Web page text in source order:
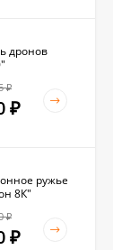
дронов
₽
₽
ружье
8К"
₽
₽